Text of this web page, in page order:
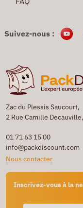
Zac du Plessis Saucourt,
2 Rue Camille
01 71 63 15 00
info@packdiscount.com
Nous contacter
Inscrivez-vous à la
Suivez-nous :